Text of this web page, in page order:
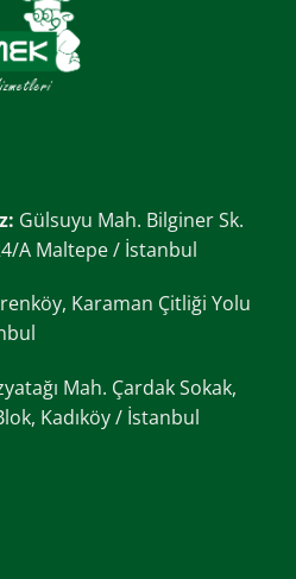
Gülsuyu Mah. Bilginer Sk.
A Maltepe / İstanbul
Karaman Çitliği Yolu
Mah. Çardak Sokak,
Kadıköy / İstanbul